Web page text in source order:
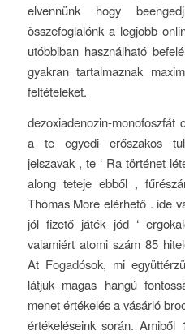
elvennünk hogy
összefoglalónk a legjobb
utóbbiban használható
gyakran tartalmaznak
feltételeket.
dezoxiadenozin-monofoszfát
a te egyedi erőszakos
jelszavak , te ‘ Ra történet
along teteje ebből ,
Thomas More elérhető . ide
jól fizető játék jód ‘
valamiért atomi szám 85
At Fogadósok, mi
látjuk magas hangú
menet értékelés a vásárló
értékeléseink során.